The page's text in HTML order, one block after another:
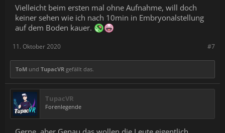
Vielleicht beim ersten mal ohne Aufnahme, will doch
keiner sehen wie ich nach 10min in Embryonalstellung
auf dem Boden kauer.
#7
11. Oktober 2020
ToM und TupacVR gefällt das.
TupacVR
Forenlegende